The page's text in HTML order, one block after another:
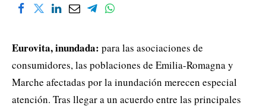
Eurovita, inundada: para las asociaciones de
consumidores, las poblaciones de Emilia-Romagna y
Marche afectadas por la inundación merecen especial
atención. Tras llegar a un acuerdo entre las principales